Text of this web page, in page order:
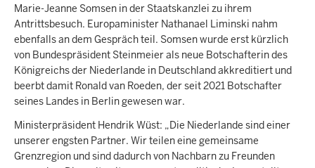
Marie-Jeanne Somsen in der Staatskanzlei zu ihrem
Antrittsbesuch. Europaminister Nathanael Liminski nahm
ebenfalls an dem Gespräch teil. Somsen wurde erst kürzlich
von Bundespräsident Steinmeier als neue Botschafterin des
Königreichs der Niederlande in Deutschland akkreditiert und
beerbt damit Ronald van Roeden, der seit 2021 Botschafter
seines Landes in Berlin gewesen war.
Ministerpräsident Hendrik Wüst: „Die Niederlande sind einer
unserer engsten Partner. Wir teilen eine gemeinsame
Grenzregion und sind dadurch von Nachbarn zu Freunden